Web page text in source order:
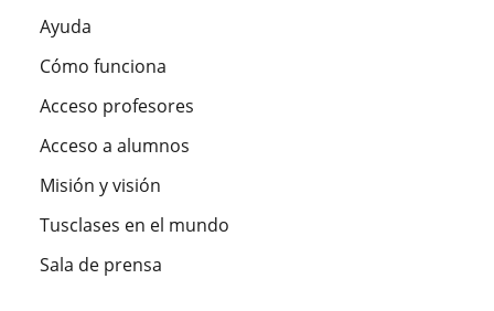
Ayuda
Cómo funciona
Acceso profesores
Acceso a alumnos
Misión y visión
Tusclases en el mundo
Sala de prensa